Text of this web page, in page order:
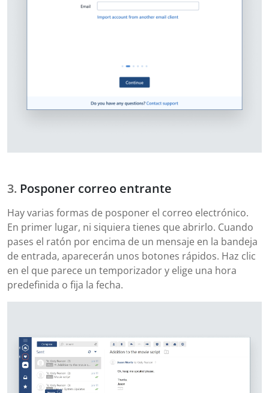
Posponer correo entrante
Hay varias formas de posponer el correo electrónico.
En primer lugar, ni siquiera tienes que abrirlo. Cuando
pases el ratón por encima de un mensaje en la bandeja
de entrada, aparecerán unos botones rápidos. Haz clic
en el que parece un temporizador y elige una hora
predefinida o fija la fecha.